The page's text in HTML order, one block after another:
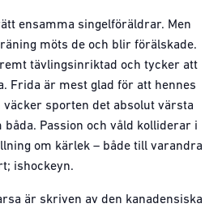
ensamma singelföräldrar. Men
möts de och blir förälskade.
tävlingsinriktad och tycker att
Frida är mest glad för att hennes
sporten det absolut värsta
båda. Passion och våld kolliderar i
om kärlek – både till varandra
ishockeyn.
är skriven av den kanadensiska